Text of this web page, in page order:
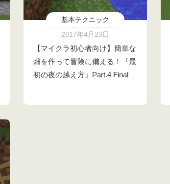
基本テクニック
2017年4月23日
【マイクラ初心者向け】簡単な
畑を作って冒険に備える！『最
初の夜の越え方』Part.4 Final